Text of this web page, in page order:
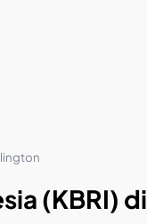
(KBRI) di